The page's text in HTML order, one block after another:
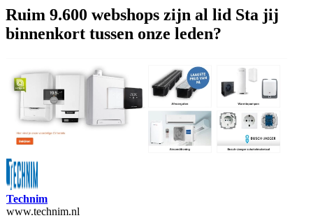
Ruim 9.600 webshops zijn al lid Sta jij
binnenkort tussen onze leden?
Technim
www.technim.nl